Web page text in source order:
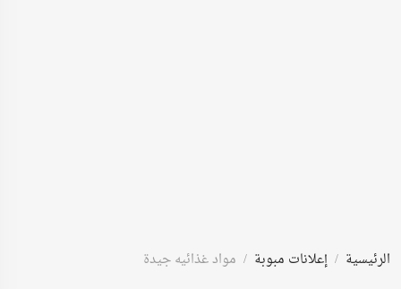
الرئيسية إعلانات مبوبة مواد غذائيه جيدة